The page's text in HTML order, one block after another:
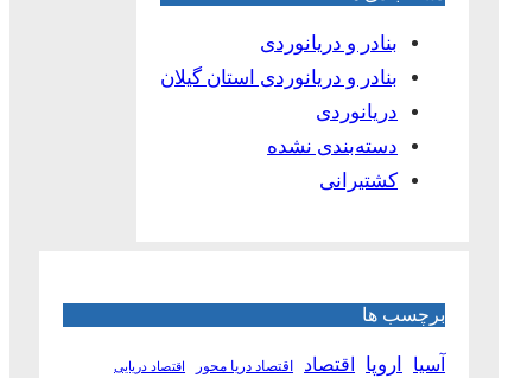
بنادر و دریانوردی
بنادر و دریانوردی استان گیلان
دریانوردی
دسته‌بندی نشده
کشتیرانی
برچسب ها
آسیا اروپا اقتصاد اقتصاد دریا محور اقتصاد دریایی